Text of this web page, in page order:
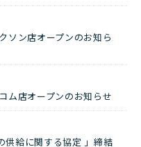
ソン店オープンのお知ら
ム店オープンのお知らせ
供給に関する協定 」締結